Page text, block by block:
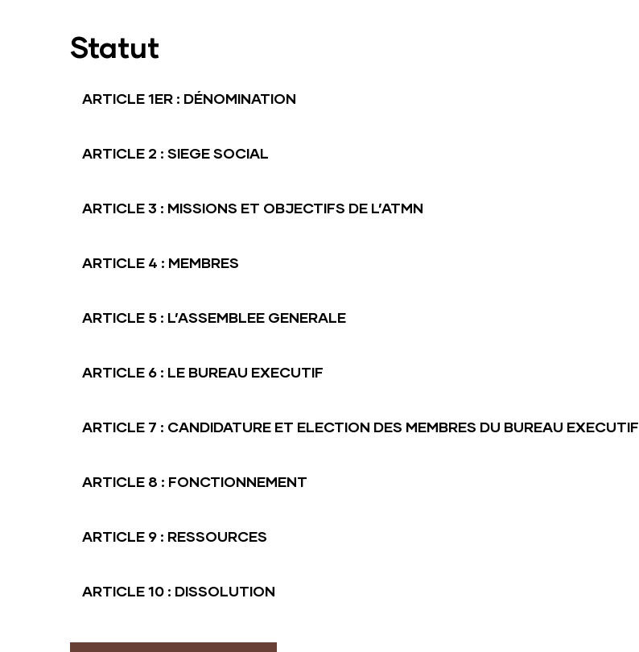
Statut
ARTICLE 1ER : DÉNOMINATION
ARTICLE 2 : SIEGE SOCIAL
ARTICLE 3 : MISSIONS ET OBJECTIFS DE L’ATMN
ARTICLE 4 : MEMBRES
ARTICLE 5 : L’ASSEMBLEE GENERALE
ARTICLE 6 : LE BUREAU EXECUTIF
ARTICLE 7 : CANDIDATURE ET ELECTION DES MEMBRES DU BUREAU EXECUTIF
ARTICLE 8 : FONCTIONNEMENT
ARTICLE 9 : RESSOURCES
ARTICLE 10 : DISSOLUTION